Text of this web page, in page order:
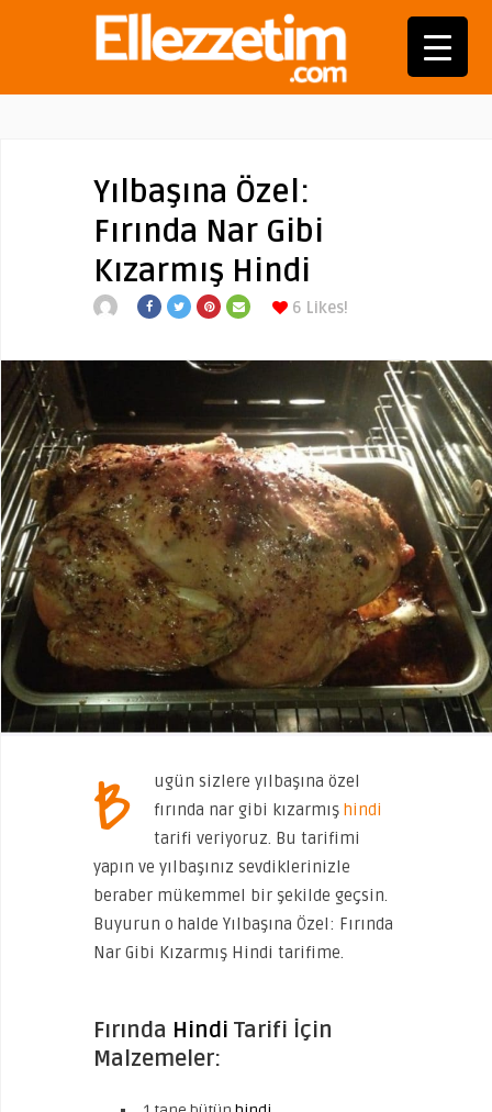
Yılbaşına Özel:
Fırında Nar Gibi
Kızarmış Hindi
6 Likes!
B
ugün sizlere yılbaşına özel
fırında nar gibi kızarmış hindi
tarifi veriyoruz. Bu tarifimi
yapın ve yılbaşınız sevdiklerinizle
beraber mükemmel bir şekilde geçsin.
Buyurun o halde Yılbaşına Özel: Fırında
Nar Gibi Kızarmış Hindi tarifime.
Fırında Hindi Tarifi İçin
Malzemeler: